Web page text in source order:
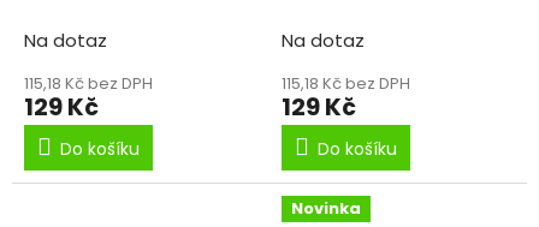
Na dotaz
115,18 Kč bez DPH
129 Kč
Do košíku
Na dotaz
115,18 Kč bez DPH
129 Kč
Do košíku
Novinka